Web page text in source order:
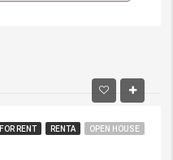
FOR RENT RENTA OPEN HOUSE